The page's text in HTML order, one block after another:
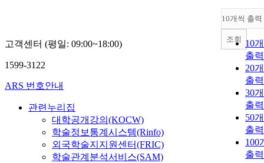
10개씩 출력
10
출력
20
출력
30
출력
50
출력
100
출력
조회
고객센터 (평일: 09:00~18:00)
1599-3122
ARS 번호안내
관련누리집
대학공개강의(KOCW)
학술정보통계시스템(Rinfo)
외국학술지지원센터(FRIC)
학술관계분석서비스(SAM)